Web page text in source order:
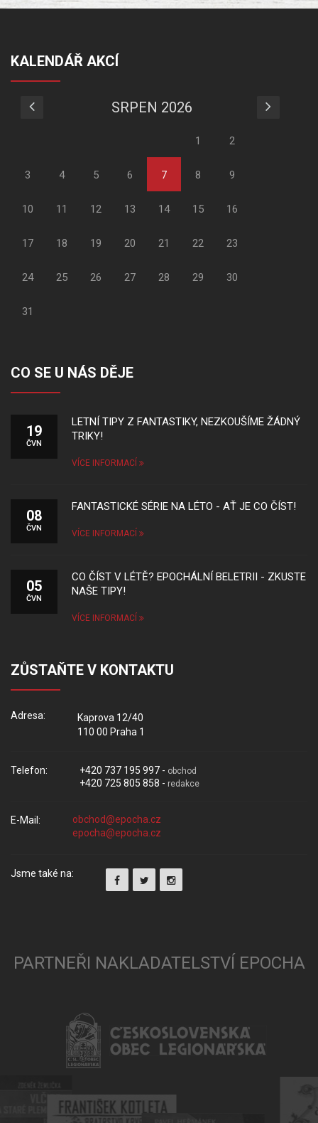
KALENDÁŘ AKCÍ
SRPEN 2026
1 2
3 4 5 6 7 8 9
10 11 12 13 14 15 16
17 18 19 20 21 22 23
24 25 26 27 28 29 30
31
CO SE U NÁS DĚJE
19
ČVN
LETNÍ TIPY Z FANTASTIKY, NEZKOUŠÍME ŽÁDNÝ
TRIKY!
VÍCE INFORMACÍ
08
ČVN
FANTASTICKÉ SÉRIE NA LÉTO - AŤ JE CO ČÍST!
VÍCE INFORMACÍ
05
ČVN
CO ČÍST V LÉTĚ? EPOCHÁLNÍ BELETRII - ZKUSTE
NAŠE TIPY!
VÍCE INFORMACÍ
ZŮSTAŇTE V KONTAKTU
Adresa:
Kaprova 12/40
110 00 Praha 1
Telefon: +420 737 195 997 - obchod
+420 725 805 858 - redakce
E-Mail:
Jsme také na:
PARTNEŘI NAKLADATELSTVÍ EPOCHA